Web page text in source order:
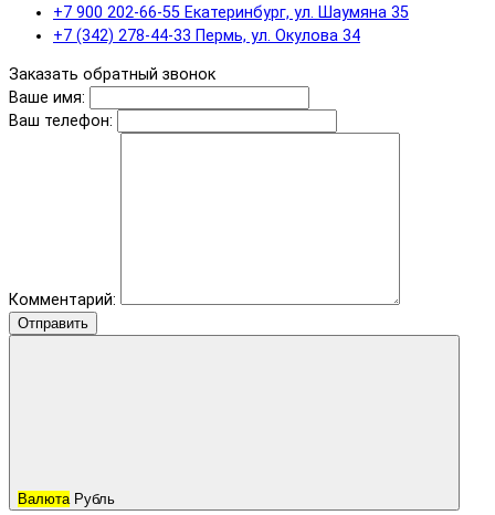
+7 900 202-66-55 Екатеринбург, ул. Шаумяна 35
+7 (342) 278-44-33 Пермь, ул. Окулова 34
Заказать обратный звонок
Ваше имя:
Ваш телефон:
Комментарий:
Отправить
Валюта Рубль